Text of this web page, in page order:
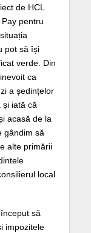
de HCL
pentru
pot să își
verde. Din
ca
a ședințelor
și iată că
acasă de la
gândim să
alte primării
local
să
impozitele